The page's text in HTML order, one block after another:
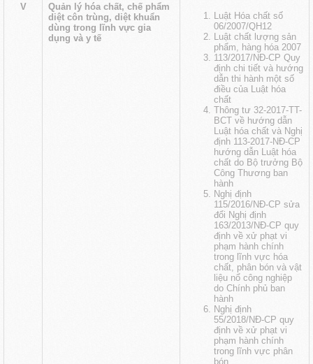
V
Quản lý hóa chất, chế phẩm
diệt côn trùng, diệt khuẩn
dùng trong lĩnh vực gia
dụng và y tế
Luật Hóa chất số
06/2007/QH12
Luật chất lượng sản
phẩm, hàng hóa 2007
113/2017/NĐ-CP Quy
định chi tiết và hướng
dẫn thi hành một số
điều của Luật hóa
chất
Thông tư 32-2017-TT-
BCT về hướng dẫn
Luật hóa chất và Nghị
định 113-2017-NĐ-CP
hướng dẫn Luật hóa
chất do Bộ trưởng Bộ
Công Thương ban
hành
Nghị định
115/2016/NĐ-CP sửa
đổi Nghị định
163/2013/NĐ-CP quy
định về xử phạt vi
phạm hành chính
trong lĩnh vực hóa
chất, phân bón và vật
liệu nổ công nghiệp
do Chính phủ ban
hành
Nghị định
55/2018/NĐ-CP quy
định về xử phạt vi
phạm hành chính
trong lĩnh vực phân
bón